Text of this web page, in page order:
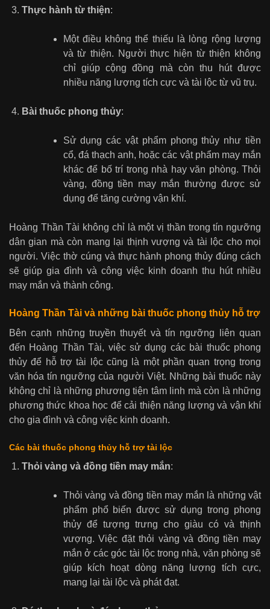
Thực hành từ thiện:
Một điều không thể thiếu là lòng rộng lượng
và từ thiện. Người thực hiện từ thiện không
chỉ giúp cộng đồng mà còn thu hút được
nhiều năng lượng tích cực và tài lộc từ vũ trụ.
Bài thuốc phong thủy:
Sử dụng các vật phẩm phong thủy như tiền
cổ, đá thạch anh, hoặc các vật phẩm may mắn
khác để bố trí trong nhà hay văn phòng. Thỏi
vàng, đồng tiền may mắn thường được sử
dụng để tăng cường vận khí.
Hoàng Thần Tài không chỉ là một vị thần trong tín ngưỡng
dân gian mà còn mang lại thịnh vượng và tài lộc cho mọi
người. Việc thờ cúng và thực hành phong thủy đúng cách
sẽ giúp gia đình và công việc kinh doanh thu hút nhiều
may mắn và thành công.
Hoàng Thần Tài và những bài thuốc phong thủy hỗ trợ
Bên cạnh những truyền thuyết và tín ngưỡng liên quan
đến Hoàng Thần Tài, việc sử dụng các bài thuốc phong
thủy để hỗ trợ tài lộc cũng là một phần quan trọng trong
văn hóa tín ngưỡng của người Việt. Những bài thuốc này
không chỉ là những phương tiện tâm linh mà còn là những
phương thức khoa học để cải thiện năng lượng và vận khí
cho gia đình và công việc kinh doanh.
Các bài thuốc phong thủy hỗ trợ tài lộc
Thỏi vàng và đồng tiền may mắn:
Thỏi vàng và đồng tiền may mắn là những vật
phẩm phổ biến được sử dụng trong phong
thủy để tượng trưng cho giàu có và thịnh
vượng. Việc đặt thỏi vàng và đồng tiền may
mắn ở các góc tài lộc trong nhà, văn phòng sẽ
giúp kích hoạt dòng năng lượng tích cực,
mang lại tài lộc và phát đạt.